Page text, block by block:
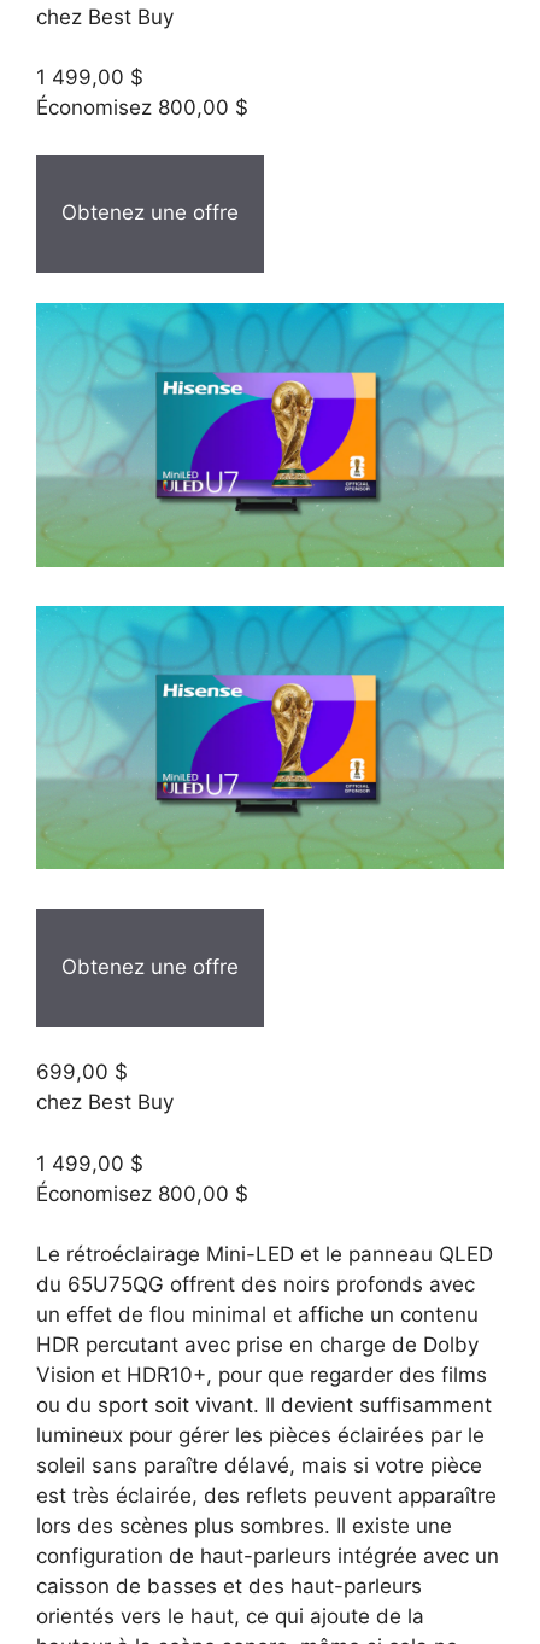
chez Best Buy
1 499,00 $
Économisez 800,00 $
Obtenez une offre
Obtenez une offre
699,00 $
chez Best Buy
1 499,00 $
Économisez 800,00 $
Le rétroéclairage Mini-LED et le panneau QLED
du 65U75QG offrent des noirs profonds avec
un effet de flou minimal et affiche un contenu
HDR percutant avec prise en charge de Dolby
Vision et HDR10+, pour que regarder des films
ou du sport soit vivant. Il devient suffisamment
lumineux pour gérer les pièces éclairées par le
soleil sans paraître délavé, mais si votre pièce
est très éclairée, des reflets peuvent apparaître
lors des scènes plus sombres. Il existe une
configuration de haut-parleurs intégrée avec un
caisson de basses et des haut-parleurs
orientés vers le haut, ce qui ajoute de la